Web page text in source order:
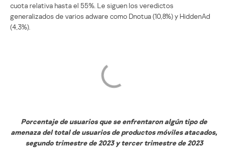
cuota relativa hasta el 55%. Le siguen los veredictos
generalizados de varios adware como Dnotua (10,8%) y HiddenAd
(4,3%).
Porcentaje de usuarios que se enfrentaron algún tipo de
amenaza del total de usuarios de productos móviles atacados,
segundo trimestre de 2023 y tercer trimestre de 2023